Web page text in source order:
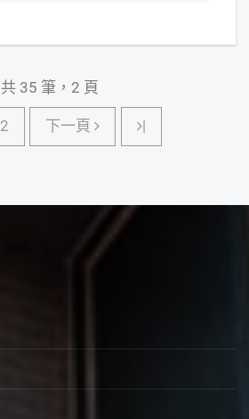
共 35 筆，2 頁
2 下一頁 下一頁|